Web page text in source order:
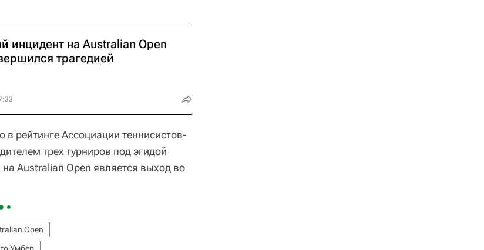
инцидент на Australian Open
трагедией
рейтинге Ассоциации теннисистов-
трех турниров под эгидой
Australian Open является выход во
Open
Умбер